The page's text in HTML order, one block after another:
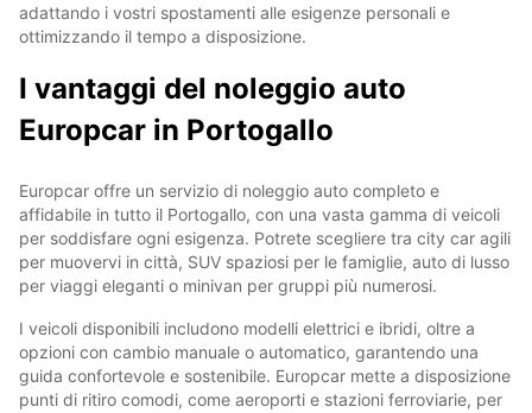
adattando i vostri spostamenti alle esigenze personali e
ottimizzando il tempo a disposizione.
I vantaggi del noleggio auto
Europcar in Portogallo
Europcar offre un servizio di noleggio auto completo e
affidabile in tutto il Portogallo, con una vasta gamma di veicoli
per soddisfare ogni esigenza. Potrete scegliere tra city car agili
per muovervi in città, SUV spaziosi per le famiglie, auto di lusso
per viaggi eleganti o minivan per gruppi più numerosi.
I veicoli disponibili includono modelli elettrici e ibridi, oltre a
opzioni con cambio manuale o automatico, garantendo una
guida confortevole e sostenibile. Europcar mette a disposizione
punti di ritiro comodi, come aeroporti e stazioni ferroviarie, per